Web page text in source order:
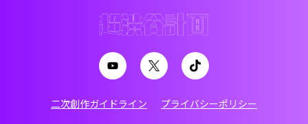
二次創作ガイドライン プライバシーポリシー